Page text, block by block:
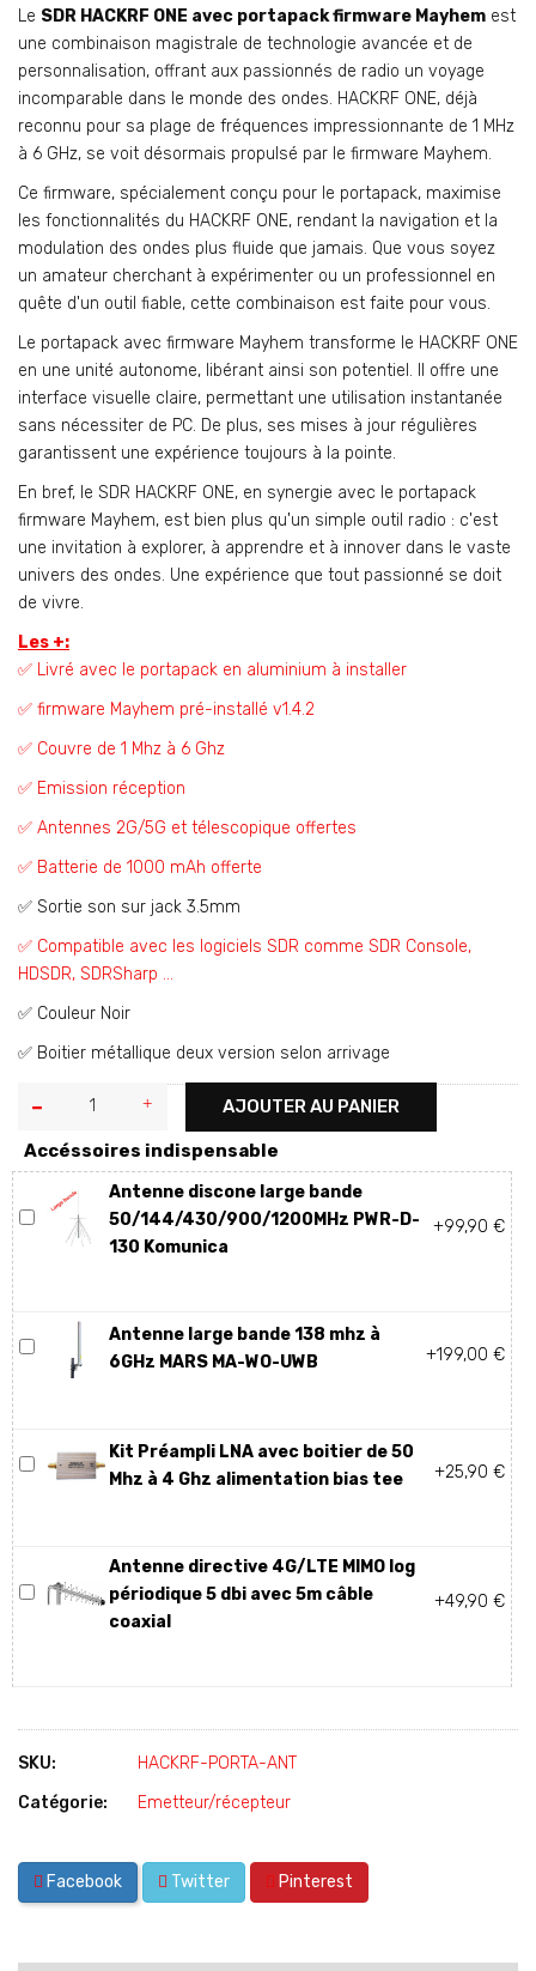
Le SDR HACKRF ONE avec portapack firmware Mayhem est
une combinaison magistrale de technologie avancée et de
personnalisation, offrant aux passionnés de radio un voyage
incomparable dans le monde des ondes. HACKRF ONE, déjà
reconnu pour sa plage de fréquences impressionnante de 1 MHz
à 6 GHz, se voit désormais propulsé par le firmware Mayhem.
Ce firmware, spécialement conçu pour le portapack, maximise
les fonctionnalités du HACKRF ONE, rendant la navigation et la
modulation des ondes plus fluide que jamais. Que vous soyez
un amateur cherchant à expérimenter ou un professionnel en
quête d'un outil fiable, cette combinaison est faite pour vous.
Le portapack avec firmware Mayhem transforme le HACKRF ONE
en une unité autonome, libérant ainsi son potentiel. Il offre une
interface visuelle claire, permettant une utilisation instantanée
sans nécessiter de PC. De plus, ses mises à jour régulières
garantissent une expérience toujours à la pointe.
En bref, le SDR HACKRF ONE, en synergie avec le portapack
firmware Mayhem, est bien plus qu'un simple outil radio : c'est
une invitation à explorer, à apprendre et à innover dans le vaste
univers des ondes. Une expérience que tout passionné se doit
de vivre.
Les +:
✅ Livré avec le portapack en aluminium à installer
✅ firmware Mayhem pré-installé v1.4.2
✅ Couvre de 1 Mhz à 6 Ghz
✅ Emission réception
✅ Antennes 2G/5G et télescopique offertes
✅ Batterie de 1000 mAh offerte
✅ Sortie son sur jack 3.5mm
✅ Compatible avec les logiciels SDR comme SDR Console,
HDSDR, SDRSharp ...
✅ Couleur Noir
✅ Boitier métallique deux version selon arrivage
AJOUTER AU PANIER
Accéssoires indispensable
Antenne discone large bande
50/144/430/900/1200MHz PWR-D-
130 Komunica
+99,90 €
Antenne large bande 138 mhz à
6GHz MARS MA-WO-UWB
+199,00 €
Kit Préampli LNA avec boitier de 50
Mhz à 4 Ghz alimentation bias tee
+25,90 €
Antenne directive 4G/LTE MIMO log
périodique 5 dbi avec 5m câble
coaxial
+49,90 €
SKU:
HACKRF-PORTA-ANT
Catégorie:
Emetteur/récepteur
Facebook Twitter Pinterest